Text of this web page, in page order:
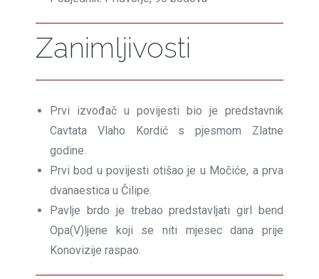
Zanimljivosti
Prvi izvođač u povijesti bio je predstavnik
Cavtata Vlaho Kordić s pjesmom Zlatne
godine.
Prvi bod u povijesti otišao je u Močiće, a prva
dvanaestica u Čilipe.
Pavlje brdo je trebao predstavljati girl bend
Opa(V)ljene koji se niti mjesec dana prije
Konovizije raspao.